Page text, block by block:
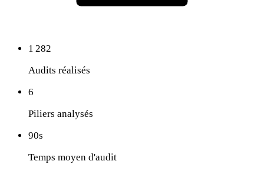
1 282
Audits réalisés
6
Piliers analysés
90s
Temps moyen d'audit